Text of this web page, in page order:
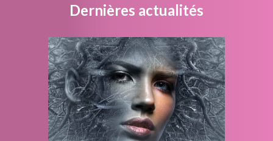
Dernières actualités